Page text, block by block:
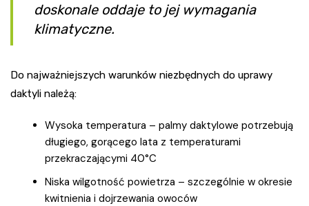
doskonale oddaje to jej wymagania
klimatyczne.
Do najważniejszych warunków niezbędnych do uprawy
daktyli należą:
Wysoka temperatura – palmy daktylowe potrzebują
długiego, gorącego lata z temperaturami
przekraczającymi 40°C
Niska wilgotność powietrza – szczególnie w okresie
kwitnienia i dojrzewania owoców